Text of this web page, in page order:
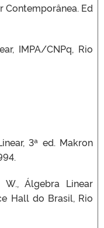
Contemporânea. Ed
IMPA/CNPq, Rio
3ª ed. Makron
Álgebra Linear
Hall do Brasil, Rio